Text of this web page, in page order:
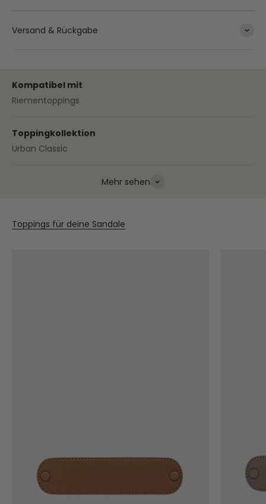
Versand & Rückgabe
Kompatibel mit
Riementoppings
Toppingkollektion
Urban Classic
Mehr sehen
Toppings für deine Sandale